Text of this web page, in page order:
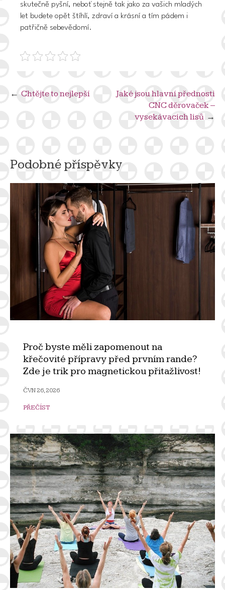
skutečně pyšní, neboť stejně tak jako za vašich mladých
let budete opět štíhlí, zdraví a krásní a tím pádem i
patřičně sebevědomí.
Navigace
Chtějte to nejlepší
Jaké jsou hlavní přednosti
CNC děrovaček –
vysekávacích lisů
Podobné příspěvky
Proč byste měli zapomenout na
křečovité přípravy před prvním rande?
Zde je trik pro magnetickou přitažlivost!
ČVN 26, 2026
PŘEČÍST